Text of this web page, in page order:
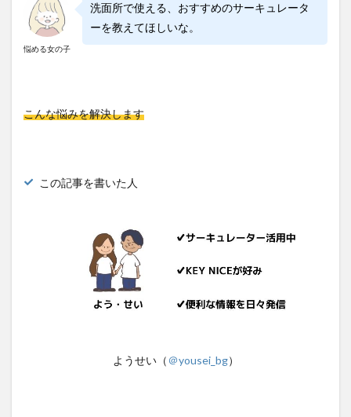
悩める女の子
洗面所で使える、おすすめのサーキュレータ
ーを教えてほしいな。
こんな悩みを解決します
この記事を書いた人
ようせい（ ＠yousei_bg）